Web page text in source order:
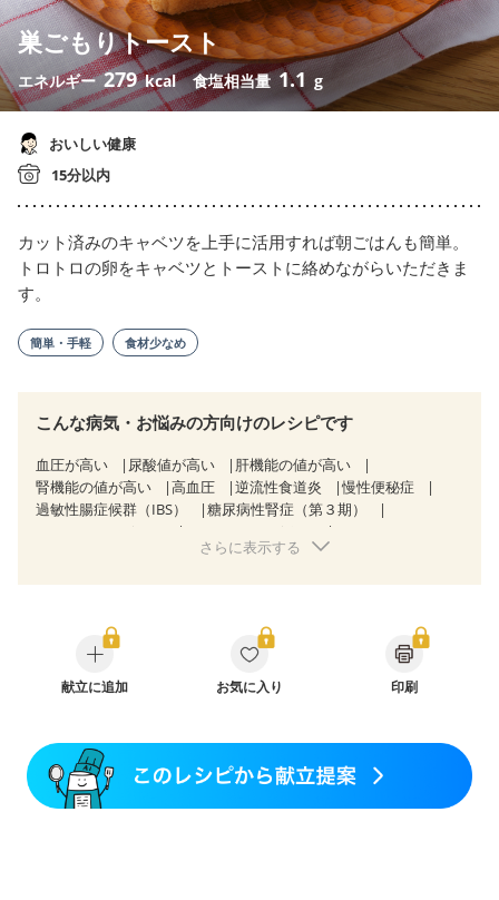
巣ごもりトースト
エネルギー 279 kcal 食塩相当量 1.1 g
おいしい健康
15分以内
カット済みのキャベツを上手に活用すれば朝ごはんも簡単。
トロトロの卵をキャベツとトーストに絡めながらいただきま
す。
簡単・手軽 食材少なめ
こんな病気・お悩みの方向けのレシピです
血圧が高い 尿酸値が高い
肝機能の値が高い
腎機能の値が高い
高血圧 逆流性食道炎
慢性便秘症
過敏性腸症候群（IBS）
糖尿病性腎症（第３期）
CKD（ステージ１）
CKD（ステージ２）
CKD（ステージ３b）
胃がん（抗がん剤治療中）
胃がん治療を終えた方・経過観察中の方
大腸がん治療を終えた方・経過観察中の方
妊婦健診・体重増加が気になる（初期）
妊婦健診・血圧が気になる（初期）
妊婦健診・血糖値が気になる（初期）
さらに表示する
献立に追加 お気に入り 印刷